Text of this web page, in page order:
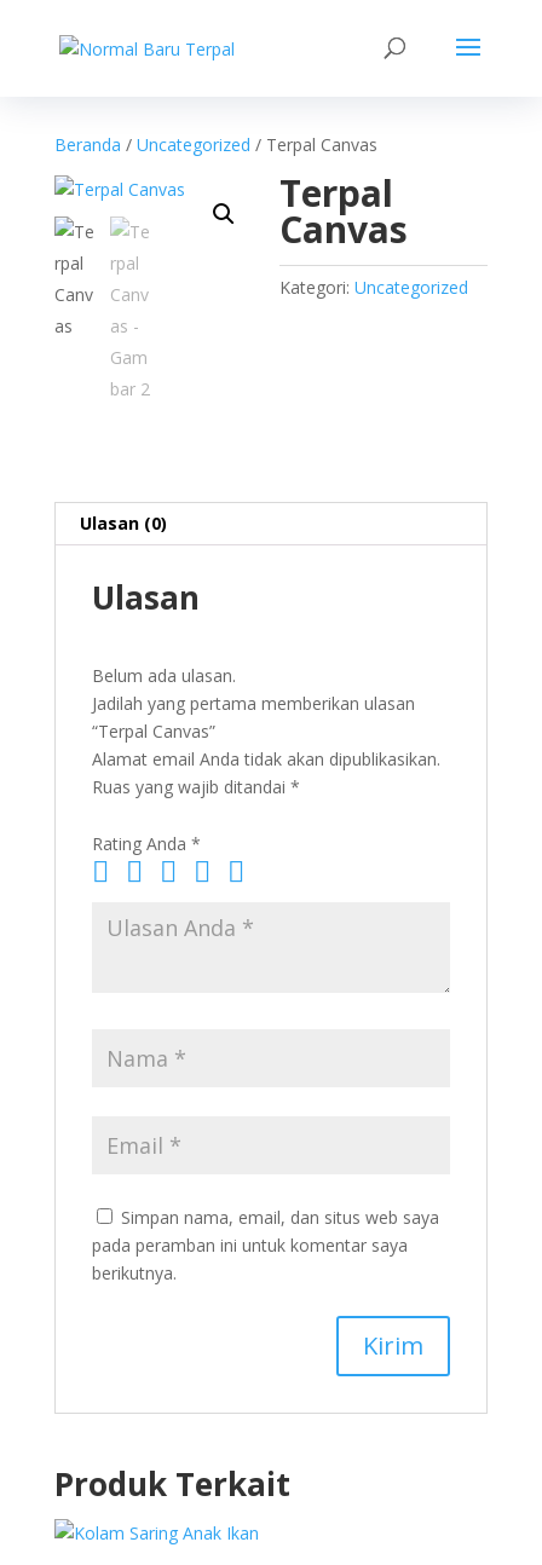
Beranda / Uncategorized / Terpal Canvas
Terpal
Canvas
Kategori:Uncategorized
Ulasan (0)
Ulasan
Belum ada ulasan.
Jadilah yang pertama memberikan ulasan
“Terpal Canvas”
Alamat email Anda tidak akan dipublikasikan.
Ruas yang wajib ditandai *
Rating Anda *
Simpan nama, email, dan situs web saya
pada peramban ini untuk komentar saya
berikutnya.
Produk Terkait